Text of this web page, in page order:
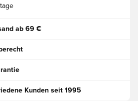
ab 69 €
Kunden seit 1995